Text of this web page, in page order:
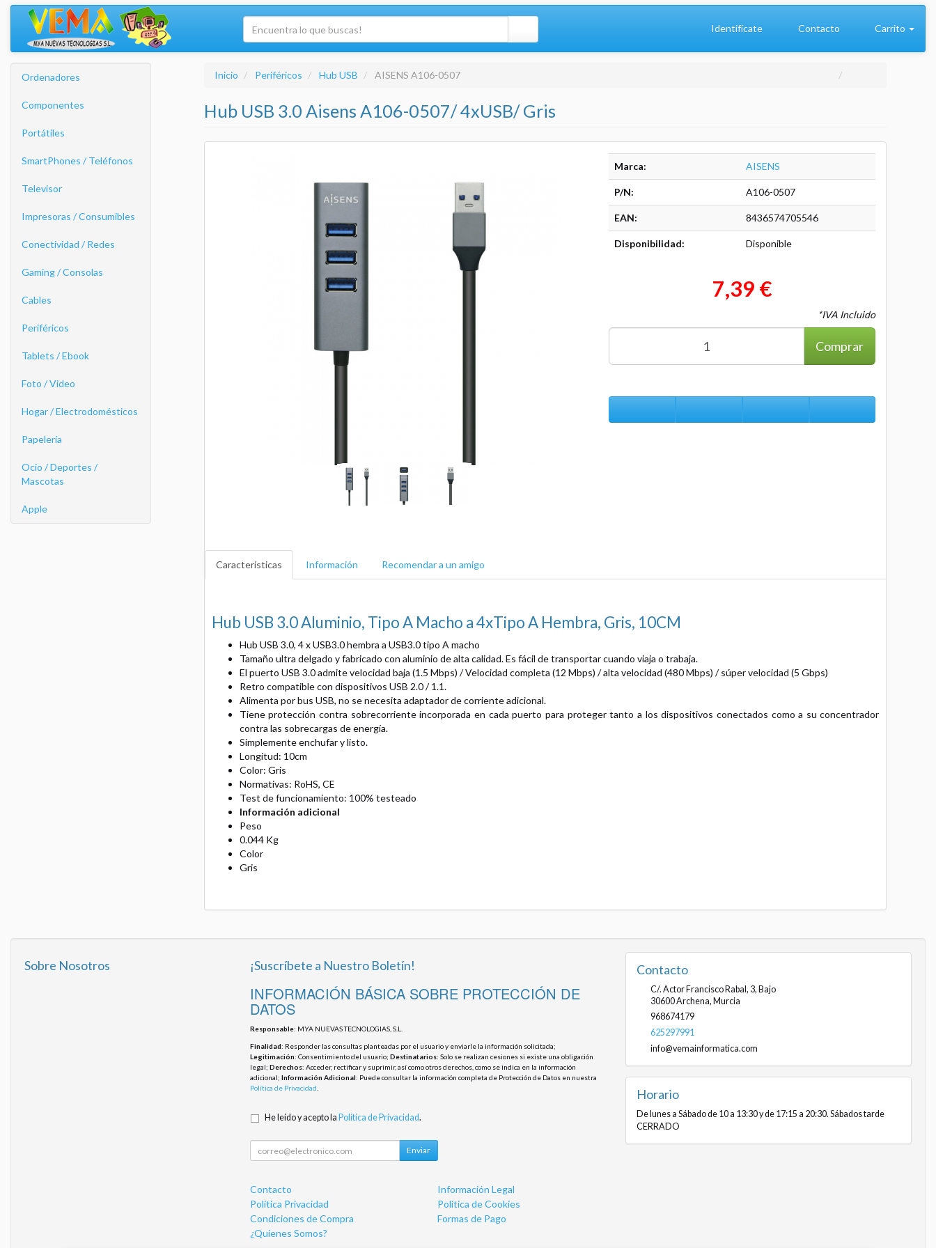
Identifícate Contacto Carrito
Ordenadores
Componentes
Portátiles
SmartPhones / Teléfonos
Televisor
Impresoras / Consumibles
Conectividad / Redes
Gaming / Consolas
Cables
Periféricos
Tablets / Ebook
Foto / Video
Hogar / Electrodomésticos
Papelería
Ocio / Deportes /
Mascotas
Apple
Inicio Periféricos Hub USB AISENS A106-0507
Hub USB 3.0 Aisens A106-0507/ 4xUSB/ Gris
Marca: AISENS
P/N: A106-0507
EAN: 8436574705546
Disponibilidad: Disponible
7,39 €
*IVA Incluido
Comprar
Características Información Recomendar a un amigo
Hub USB 3.0 Aluminio, Tipo A Macho a 4xTipo A Hembra, Gris, 10CM
Hub USB 3.0, 4 x USB3.0 hembra a USB3.0 tipo A macho
Tamaño ultra delgado y fabricado con aluminio de alta calidad. Es fácil de transportar cuando viaja o trabaja.
El puerto USB 3.0 admite velocidad baja (1.5 Mbps) / Velocidad completa (12 Mbps) / alta velocidad (480 Mbps) / súper velocidad (5 Gbps)
Retro compatible con dispositivos USB 2.0 / 1.1.
Alimenta por bus USB, no se necesita adaptador de corriente adicional.
Tiene protección contra sobrecorriente incorporada en cada puerto para proteger tanto a los dispositivos conectados como a su concentrador
contra las sobrecargas de energía.
Simplemente enchufar y listo.
Longitud: 10cm
Color: Gris
Normativas: RoHS, CE
Test de funcionamiento: 100% testeado
Información adicional
Peso
0.044 Kg
Color
Gris
Sobre Nosotros ¡Suscríbete a Nuestro Boletín!
INFORMACIÓN BÁSICA SOBRE PROTECCIÓN DE
DATOS
Responsable: MYA NUEVAS TECNOLOGIAS, S.L.
Finalidad: Responder las consultas planteadas por el usuario y enviarle la información solicitada;
Legitimación: Consentimiento del usuario; Destinatarios: Solo se realizan cesiones si existe una obligación
legal; Derechos: Acceder, rectificar y suprimir, así como otros derechos, como se indica en la información
adicional; Información Adicional: Puede consultar la información completa de Protección de Datos en nuestra
Política de Privacidad
He leído y acepto la Política de Privacidad.
Enviar
Contacto
Información Legal
Política Privacidad
Política de Cookies
Condiciones de Compra
Formas de Pago
¿Quienes Somos?
Contacto
C/. Actor Francisco Rabal, 3, Bajo
30600Archena, Murcia
968674179
625297991
info@vemainformatica.com
Horario
De lunes a Sábado de 10 a 13:30 y de 17:15 a 20:30. Sábados tarde
CERRADO